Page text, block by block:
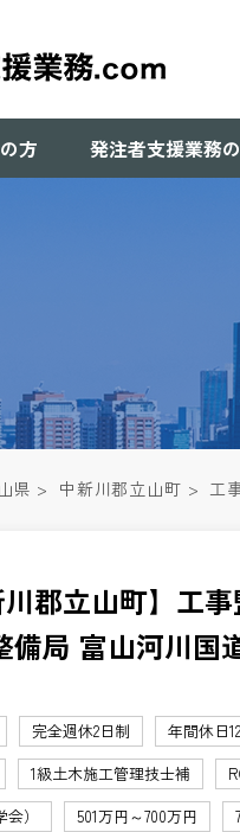
方 発注者支援業務
県 > 中新川郡立山町 > 工
川郡立山町】工
備局 富山河川国
完全週休2日制 年間休日
1級土木施工管理技士補
）
501万円～700万円